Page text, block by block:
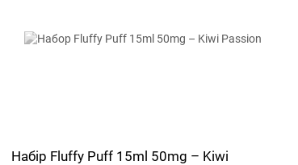
Набір Fluffy Puff 15ml 50mg – Kiwi